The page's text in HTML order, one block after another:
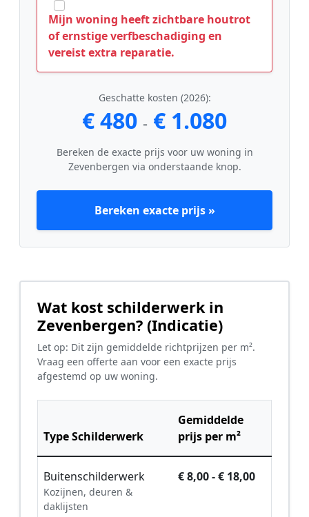
Mijn woning heeft zichtbare houtrot
of ernstige verfbeschadiging en
vereist extra reparatie.
Geschatte kosten (2026):
€ 480 - € 1.080
Bereken de exacte prijs voor uw woning in
Zevenbergen via onderstaande knop.
Bereken exacte prijs »
Wat kost schilderwerk in
Zevenbergen? (Indicatie)
Let op: Dit zijn gemiddelde richtprijzen per m².
Vraag een offerte aan voor een exacte prijs
afgestemd op uw woning.
Type Schilderwerk
Gemiddelde
prijs per m²
Buitenschilderwerk
Kozijnen, deuren &
daklijsten
€ 8,00 - € 18,00